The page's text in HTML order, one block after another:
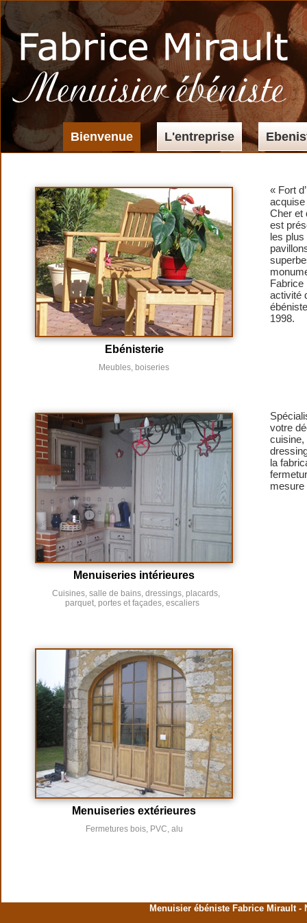
Bienvenue L'entreprise
Ebénisterie
Meubles, boiseries
« Fort
Cher et
est
les
Fabrice
activité
1998.
Menuiseries intérieures
Cuisines, salle de bains, dressings, placards,
parquet, portes et façades, escaliers
votre
cuisine,
la
mesure
Menuiseries extérieures
Fermetures bois, PVC, alu
Menuisier ébéniste Fabrice Mirault -